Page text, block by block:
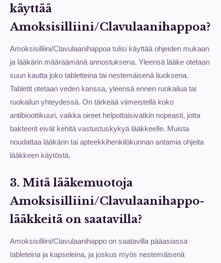
käyttää
Amoksisilliini/Clavulaanihappoa?
Amoksisilliini/Clavulaanihappoa tulisi käyttää ohjeiden mukaan
ja lääkärin määräämänä annostuksena. Yleensä lääke otetaan
suun kautta joko tabletteina tai nestemäisenä liuoksena.
Tabletit otetaan veden kanssa, yleensä ennen ruokailua tai
ruokailun yhteydessä. On tärkeää viimeistellä koko
antibioottikuuri, vaikka oireet helpottaisivatkin nopeasti, jotta
bakteerit eivät kehitä vastustuskykyä lääkkeelle. Muista
noudattaa lääkärin tai apteekkihenkilökunnan antamia ohjeita
lääkkeen käytöstä.
3. Mitä lääkemuotoja
Amoksisilliini/Clavulaanihappo-
lääkkeitä on saatavilla?
Amoksisilliini/Clavulaanihappo on saatavilla pääasiassa
tableteina ja kapseleina, ja joskus myös nestemäisenä